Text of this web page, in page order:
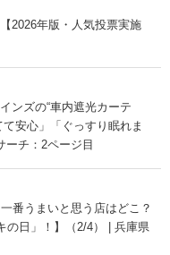
2026年版・人気投票実施
ンズの“車内遮光カーテ
安心」「ぐっすり眠れま
ーチ：2ページ目
番うまいと思う店はどこ？
の日」！】（2/4） | 兵庫県